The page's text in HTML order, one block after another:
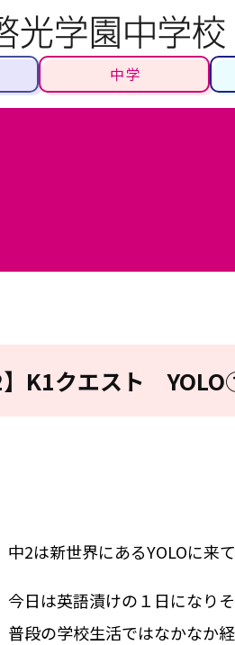
中学
】K1クエスト
中2は新世界にあるYOLOに来て
今日は英語漬けの１日になりそ
普段の学校生活ではなかなか